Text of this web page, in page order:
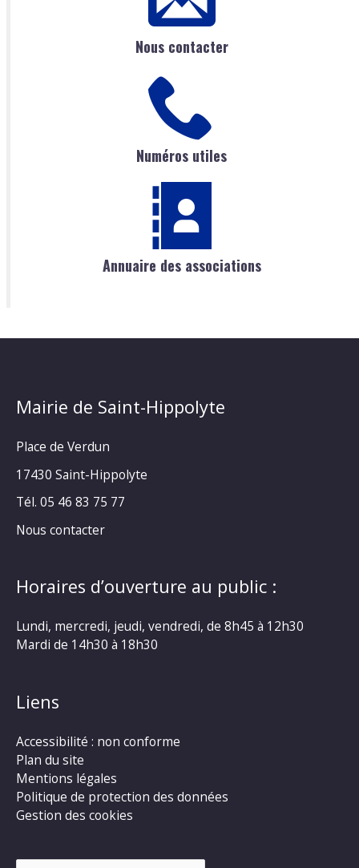
Nous contacter
Numéros utiles
Annuaire des associations
Mairie de Saint-Hippolyte
Place de Verdun
17430 Saint-Hippolyte
Tél. 05 46 83 75 77
Nous contacter
Horaires d’ouverture au public :
Lundi, mercredi, jeudi, vendredi, de 8h45 à 12h30
Mardi de 14h30 à 18h30
Liens
Accessibilité : non conforme
Plan du site
Mentions légales
Politique de protection des données
Gestion des cookies